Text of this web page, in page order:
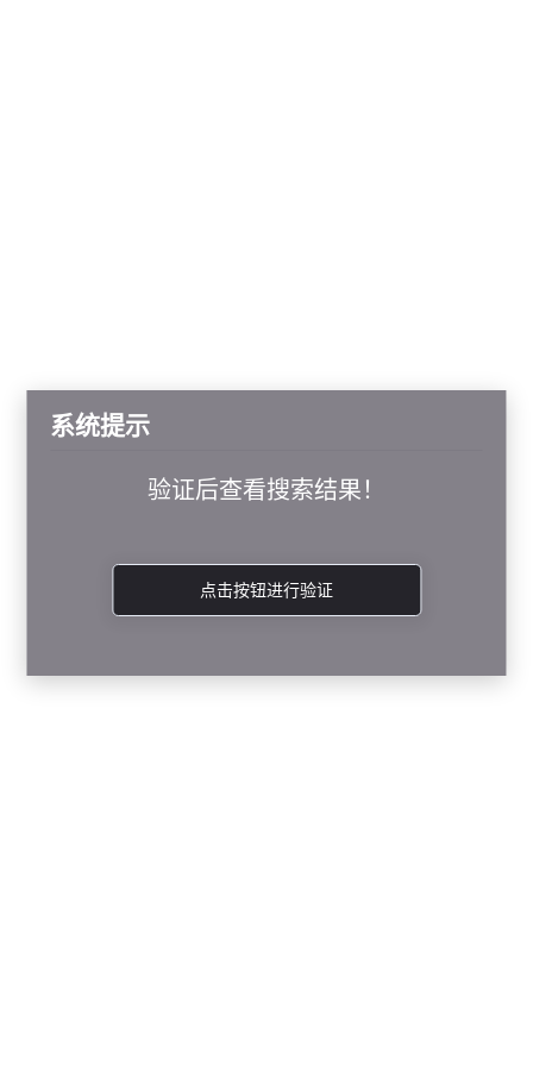
系统提示
验证后查看搜索结果！
点击按钮进行验证